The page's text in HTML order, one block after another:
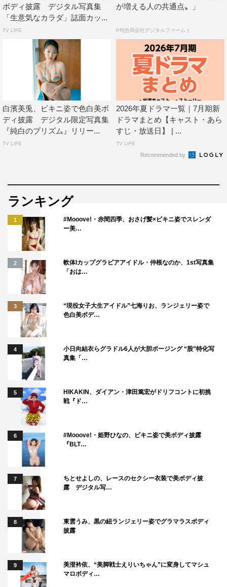
ボディ披露 デジタル写真集
「生意気なカラダ」誌面カッ...
TV LIFE
が増える人の共通点〟」
PR(合同会社デジタルファーム )
白濱美兎、ビキニ姿で色白美ボ
ディ披露 デジタル限定写真集
『純白のプリズム』リリー...
TV LIFE
2026年夏ドラマ一覧｜7月期新
ドラマまとめ【キャスト・あら
すじ・放送日】 | ...
TV LIFE
Recommended by
ランキング
1
#Mooove!・赤間四季、おさげ髪×ビキニ姿でスレンダ
ー美…
2
軟体Iカップグラビアアイドル・仲根なのか、1st写真集
「おは…
3
“現役女子大生アイドル”七海りお、ランジェリー姿で
色白美ボデ…
4
小日向結衣らグラドル6人が大胆ポージング “股”特化写
真集「…
5
HIKAKIN、ダイアン・津田篤宏がドリフコントに初挑
戦『ド…
6
#Mooove!・姫野ひなの、ビキニ姿で美ボディ披露
『BLT…
7
ちとせよしの、レースのセクシー衣装で美ボディ披
露 デジタル写…
8
東雲うみ、黒の紐ランジェリー姿でグラマラスボディ
披露
9
美澄衿依、“美脚戦士えりいちゃん”に変身してマシュ
マロボディ…